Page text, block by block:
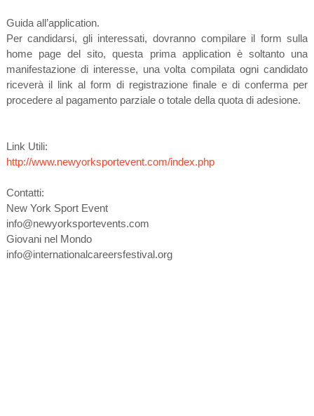
Guida all’application.
Per candidarsi, gli interessati, dovranno compilare il form sulla
home page del sito, questa prima application è soltanto una
manifestazione di interesse, una volta compilata ogni candidato
riceverà il link al form di registrazione finale e di conferma per
procedere al pagamento parziale o totale della quota di adesione.
Link Utili:
http://www.newyorksportevent.com/index.php
Contatti:
New York Sport Event
info@newyorksportevents.com
Giovani nel Mondo
info@internationalcareersfestival.org